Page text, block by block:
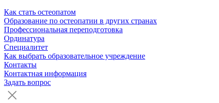
Как стать остеопатом
Образование по остеопатии в других странах
Профессиональная переподготовка
Ординатура
Специалитет
Как выбрать образовательное учреждение
Контакты
Контактная информация
Задать вопрос